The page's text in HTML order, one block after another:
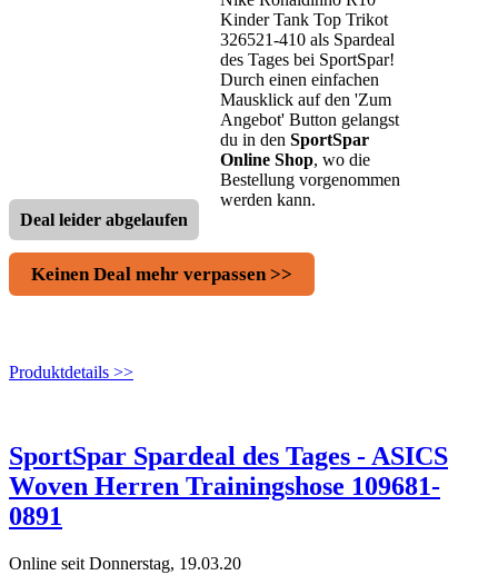
Kinder Tank Top Trikot
326521-410 als Spardeal
des Tages bei SportSpar!
Durch einen einfachen
Mausklick auf den 'Zum
Angebot' Button gelangst
du in den SportSpar
Online Shop, wo die
Bestellung vorgenommen
werden kann.
Deal leider abgelaufen
Keinen Deal mehr verpassen >>
Produktdetails >>
SportSpar Spardeal des Tages - ASICS
Woven Herren Trainingshose 109681-
0891
Online seit Donnerstag, 19.03.20